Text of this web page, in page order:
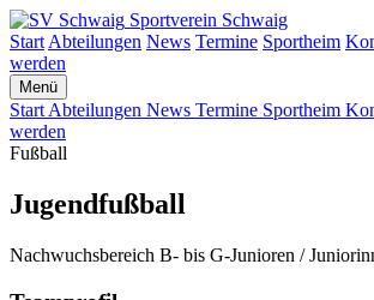
Sportverein Schwaig
Start Abteilungen News Termine Sportheim
werden
Menü
Start Abteilungen News Termine Sportheim
werden
Fußball
Jugendfußball
Nachwuchsbereich B- bis G-Junioren /